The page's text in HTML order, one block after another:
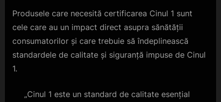
Produsele care necesită certificarea Cinul 1 sunt
cele care au un impact direct asupra sănătății
consumatorilor și care trebuie să îndeplinească
standardele de calitate și siguranță impuse de Cinul
1.
„Cinul 1 este un standard de calitate esențial